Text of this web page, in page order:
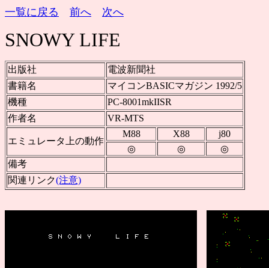
一覧に戻る 前へ 次へ
SNOWY LIFE
出版社
電波新聞社
書籍名
マイコンBASICマガジン 1992/5
機種
PC-8001mkIISR
作者名
VR-MTS
エミュレータ上の動作
M88 X88
j80
◎
◎
◎
備考
関連リンク(注意)